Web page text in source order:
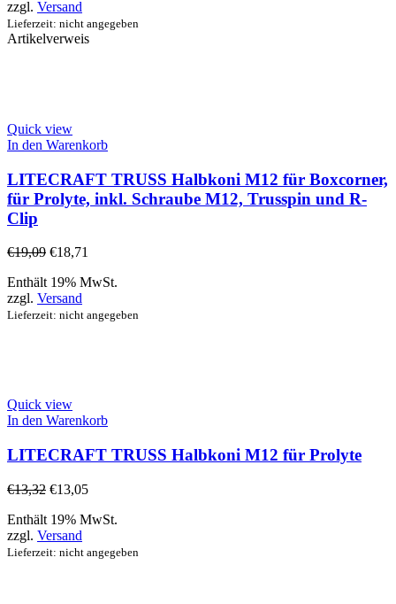
zzgl. Versand
Lieferzeit: nicht angegeben
Artikelverweis
Quick view
In den Warenkorb
LITECRAFT TRUSS Halbkoni M12 für Boxcorner,
für Prolyte, inkl. Schraube M12, Trusspin und R-
Clip
€19,09 €18,71
Enthält 19% MwSt.
zzgl. Versand
Lieferzeit: nicht angegeben
Quick view
In den Warenkorb
LITECRAFT TRUSS Halbkoni M12 für Prolyte
€13,32 €13,05
Enthält 19% MwSt.
zzgl. Versand
Lieferzeit: nicht angegeben